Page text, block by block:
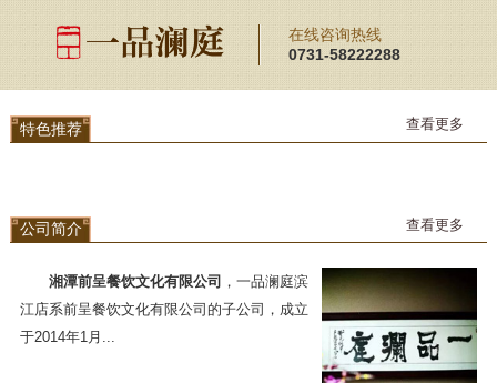
在线咨询热线
0731-58222288
特色推荐 查看更多
公司简介 查看更多
湘潭前呈餐饮文化有限公司 ，一品澜庭滨
江店系前呈餐饮文化有限公司的子公司，成立
于2014年1月...
×
公司简介
新资讯